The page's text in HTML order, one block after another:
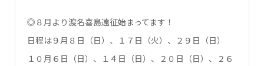
◎８月より渡名喜島遠征始まってます！
日程は９月８日（日）、１７日（火）、２９日（日）
１０月６日（日）、１４日（日）、２０日（日）、２６